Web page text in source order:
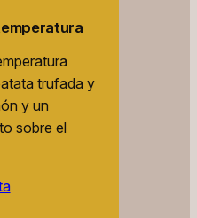
trufada y
y un
sobre el